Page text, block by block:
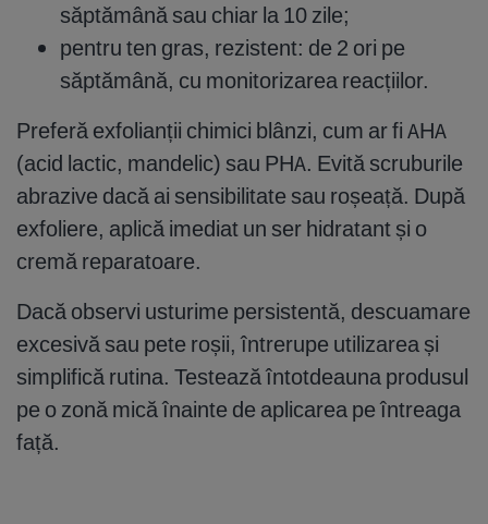
săptămână sau chiar la 10 zile;
pentru ten gras, rezistent: de 2 ori pe
săptămână, cu monitorizarea reacțiilor.
Preferă exfolianții chimici blânzi, cum ar fi AHA
(acid lactic, mandelic) sau PHA. Evită scruburile
abrazive dacă ai sensibilitate sau roșeață. După
exfoliere, aplică imediat un ser hidratant și o
cremă reparatoare.
Dacă observi usturime persistentă, descuamare
excesivă sau pete roșii, întrerupe utilizarea și
simplifică rutina. Testează întotdeauna produsul
pe o zonă mică înainte de aplicarea pe întreaga
față.